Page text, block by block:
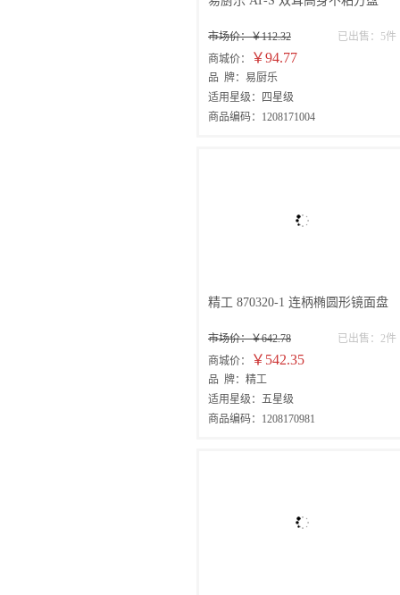
已出售：5件
市场价：￥112.32
商城价：
￥94.77
品 牌：易厨乐
适用星级：四星级
商品编码：1208171004
精工 870320-1 连柄椭圆形镜面盘
已出售：2件
市场价：￥642.78
商城价：
￥542.35
品 牌：精工
适用星级：五星级
商品编码：1208170981